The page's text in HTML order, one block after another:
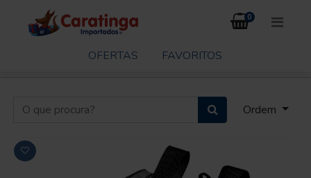
0
OFERTAS FAVORITOS
Ordem